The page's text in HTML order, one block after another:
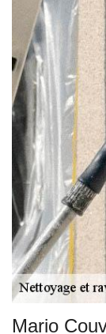
Mario